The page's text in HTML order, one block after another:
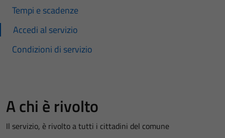
Tempi e scadenze
Accedi al servizio
Condizioni di servizio
A chi è rivolto
Il servizio, è rivolto a tutti i cittadini del comune